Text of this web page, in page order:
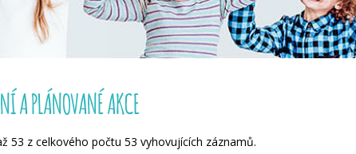
A PLÁNOVANÉ AKCE
53 z celkového počtu 53 vyhovujících záznamů.